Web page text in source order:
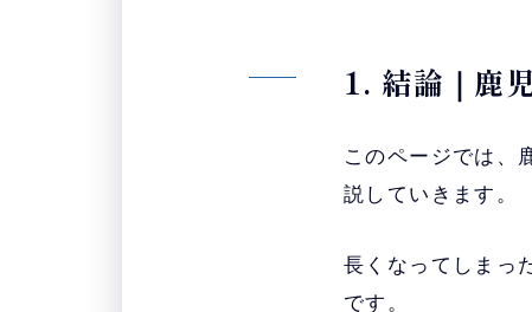
1. 結論｜鹿
このページでは、
説していきます。
長くなってしまっ
です。